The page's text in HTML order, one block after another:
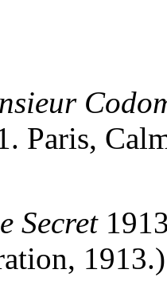
Paris,
Secret
1913.)